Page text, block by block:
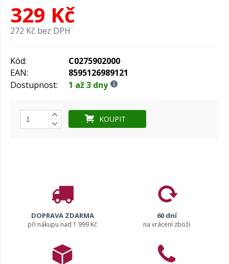
329 Kč
272 Kč bez DPH
Kód:
C0275902000
EAN:
8595126989121
Dostupnost:
1 až 3 dny
KOUPIT
DOPRAVA ZDARMA
při nákupu nad 1 999 Kč
60 dní
na vrácení zboží